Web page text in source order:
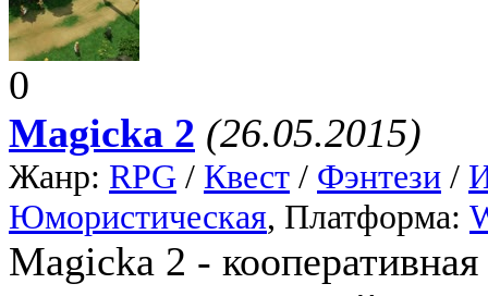
0
Magicka 2 (26.05.2015)
Жанр: RPG / Квест / Фэнтези /
Юмористическая, Платформа:
Magicka 2 -